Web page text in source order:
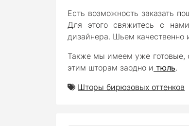
Есть возможность заказать
Для этого свяжитесь с
дизайнера. Шьем качественно
Также мы имеем уже готовые,
этим шторам заодно и тюль.
Шторы бирюзовых оттенков